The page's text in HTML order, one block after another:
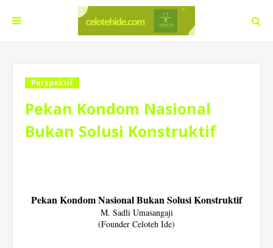
Perspektif
Pekan Kondom Nasional
Bukan Solusi Konstruktif
Pekan Kondom Nasional Bukan Solusi Konstruktif
M. Sadli Umasangaji
(Founder Celoteh Ide)